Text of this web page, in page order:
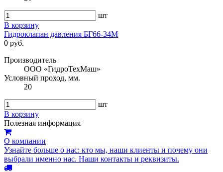
шт
В корзину
Гидроклапан давления БГ66-34М
0 руб.
Производитель
ООО «ГидроТехМаш»
Условный проход, мм.
20
шт
В корзину
Полезная информация
О компании
Узнайте больше о нас: кто мы, наши клиенты и почему они
выбрали именно нас. Наши контакты и реквизиты.